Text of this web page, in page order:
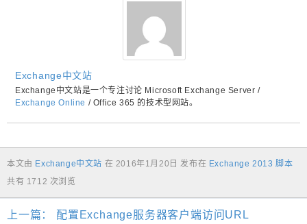
Exchange中文站
Exchange中文站是一个专注讨论 Microsoft Exchange Server /
Exchange Online / Office 365 的技术型网站。
本文由 Exchange中文站 在 2016年1月20日 发布在 Exchange 2013 脚本
共有 1712 次浏览
上一篇： 配置Exchange服务器客户端访问URL